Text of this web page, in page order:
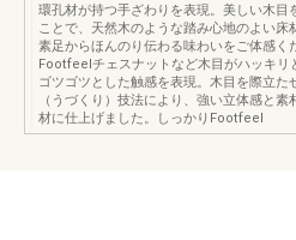
環孔材が持つ手ざわりを表現。美しい木目
ことで、天然木のような踏み心地のよい床
素足からほんのり伝わる味わいをご体感く
Footfeelチェスナットなど木目がハッキリ
ゴツゴツとした触感を表現。木目を際立た
（うづくり）技法により、強い立体感と
材に仕上げました。しっかりFootfeel